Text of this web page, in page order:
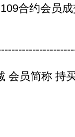
合约会员成
员简称 持